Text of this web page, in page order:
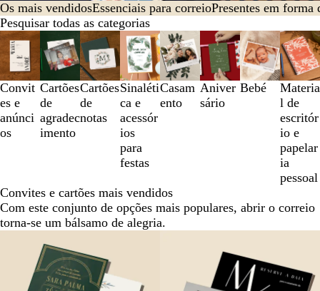
Os mais vendidosEssenciais para correioPresentes em
Pesquisar todas as categorias
Convit
es e
anúnci
os
Cartões
de
agradec
imento
Cartões
de
notas
Sinaléti
ca e
acessór
ios
para
festas
Casam
ento
Aniver
sário
Bebé
Materia
l de
escritór
io e
papelar
ia
pessoal
Diapositivos
1
a
3
Convites e cartões mais vendidos
Com este conjunto de opções mais populares, abrir o correio
torna-se um bálsamo de alegria.